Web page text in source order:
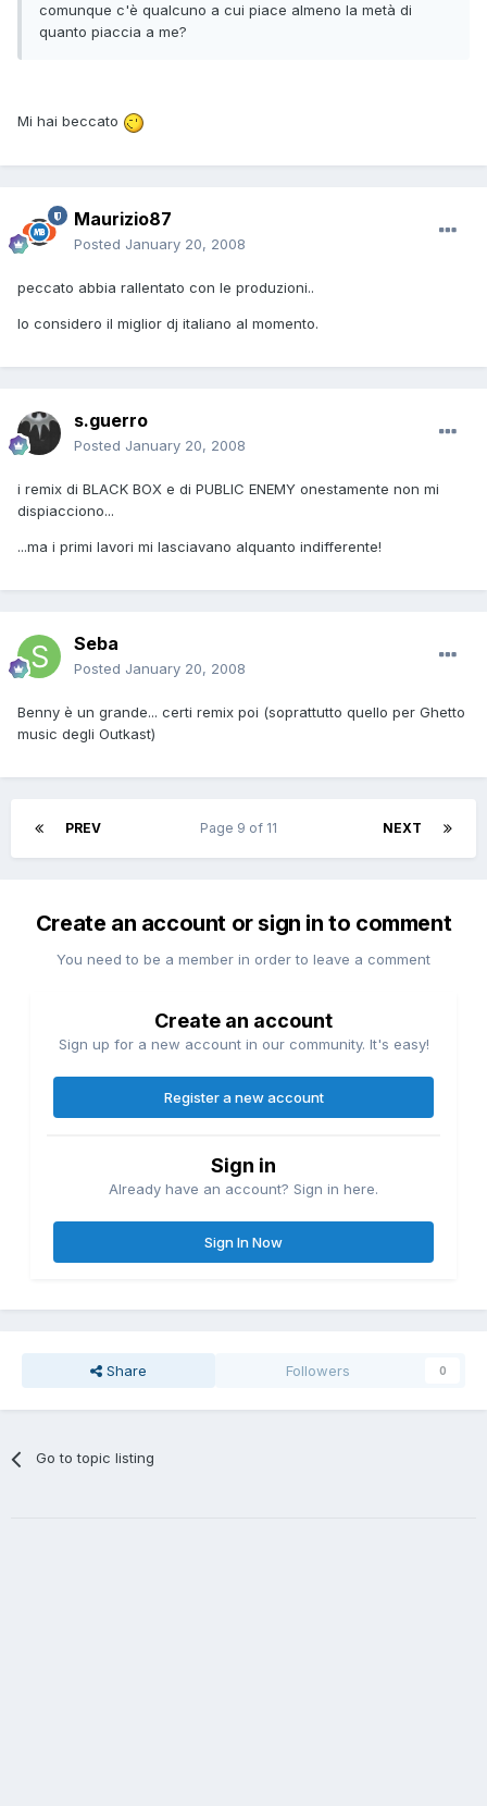
comunque c'è qualcuno a cui piace almeno la metà di
quanto piaccia a me?
Mi hai beccato
Maurizio87
Posted January 20, 2008
peccato abbia rallentato con le produzioni..
lo considero il miglior dj italiano al momento.
s.guerro
Posted January 20, 2008
i remix di BLACK BOX e di PUBLIC ENEMY onestamente non mi
dispiacciono...
...ma i primi lavori mi lasciavano alquanto indifferente!
Seba
Posted January 20, 2008
Benny è un grande... certi remix poi (soprattutto quello per Ghetto
music degli Outkast)
PREV NEXT
Page 9 of 11
Create an account or sign in to comment
You need to be a member in order to leave a comment
Create an account
Sign up for a new account in our community. It's easy!
Register a new account
Sign in
Already have an account? Sign in here.
Sign In Now
Share Followers 0
Go to topic listing